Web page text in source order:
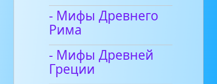
- Мифы Древнего
Рима
- Мифы Древней
Греции